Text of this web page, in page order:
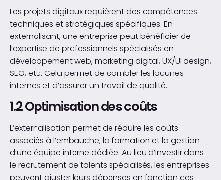
Les projets digitaux requièrent des compétences
techniques et stratégiques spécifiques. En
externalisant, une entreprise peut bénéficier de
l’expertise de professionnels spécialisés en
développement web, marketing digital, UX/UI design,
SEO, etc. Cela permet de combler les lacunes
internes et d’assurer un travail de qualité.
1.2 Optimisation des coûts
L’externalisation permet de réduire les coûts
associés à l’embauche, la formation et la gestion
d’une équipe interne dédiée. Au lieu d’investir dans
le recrutement de talents spécialisés, les entreprises
peuvent ajuster leurs dépenses en fonction des